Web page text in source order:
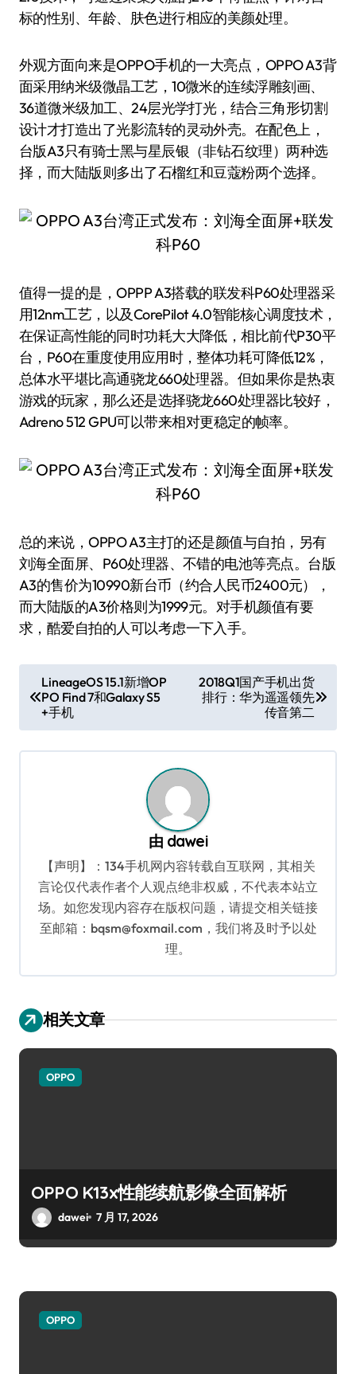
标的性别、年龄、肤色进行相应的美颜处理。
外观方面向来是OPPO手机的一大亮点，OPPO A3背
面采用纳米级微晶工艺，10微米的连续浮雕刻画、
36道微米级加工、24层光学打光，结合三角形切割
设计才打造出了光影流转的灵动外壳。在配色上，
台版A3只有骑士黑与星辰银（非钻石纹理）两种选
择，而大陆版则多出了石榴红和豆蔻粉两个选择。
值得一提的是，OPPP A3搭载的联发科P60处理器采
用12nm工艺，以及CorePilot 4.0智能核心调度技术，
在保证高性能的同时功耗大大降低，相比前代P30平
台，P60在重度使用应用时，整体功耗可降低12%，
总体水平堪比高通骁龙660处理器。但如果你是热衷
游戏的玩家，那么还是选择骁龙660处理器比较好，
Adreno 512 GPU可以带来相对更稳定的帧率。
总的来说，OPPO A3主打的还是颜值与自拍，另有
刘海全面屏、P60处理器、不错的电池等亮点。台版
A3的售价为10990新台币（约合人民币2400元），
而大陆版的A3价格则为1999元。对手机颜值有要
求，酷爱自拍的人可以考虑一下入手。
章
导
航
LineageOS 15.1新增OP
PO Find 7和Galaxy S5
+手机
2018Q1国产手机出货
排行：华为遥遥领先
传音第二
由 dawei
【声明】：134手机网内容转载自互联网，其相关
言论仅代表作者个人观点绝非权威，不代表本站立
场。如您发现内容存在版权问题，请提交相关链接
至邮箱：bqsm@foxmail.com，我们将及时予以处
理。
相关文章
OPPO
OPPO K13x性能续航影像全面解析
dawei 7 月 17, 2026
OPPO